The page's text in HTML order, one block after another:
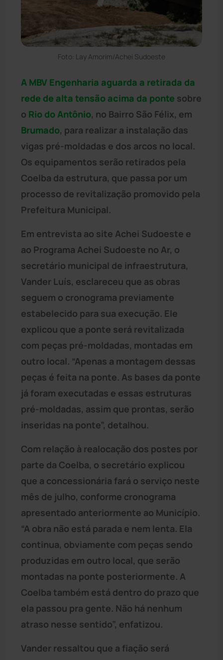
Foto: Lay Amorim/Achei Sudoeste
A MBV Engenharia aguarda a retirada da
rede de alta tensão acima da ponte sobre
o Rio do Antônio, no Bairro São Félix, em
Brumado, para realizar a instalação das
vigas pré-moldadas e dos arcos no local.
Os equipamentos serão retirados pela
Coelba da estrutura, que passa por um
processo de revitalização promovido pela
Prefeitura Municipal.
Em entrevista ao site Achei Sudoeste e
ao Programa Achei Sudoeste no Ar, o
secretário municipal de infraestrutura,
Vander Luís, esclareceu que as obras
seguem o cronograma previamente
estabelecido para sua execução. Ele
explicou que a ponte será revitalizada
com peças pré-moldadas, montadas em
outro local. “Apenas a montagem dessas
peças é feita na ponte. As bases da ponte
já foram executadas e essas estruturas
pré-moldadas, assim que prontas, serão
inseridas na ponte”, detalhou.
Com relação à realocação dos postes por
parte da Coelba, o secretário explicou
que a concessionária fará o serviço neste
mês de julho, conforme cronograma
apresentado anteriormente ao Município.
“A obra não está parada e nem lenta. Ela
continua, obviamente com peças sendo
produzidas em outro local, que serão
montadas na ponte posteriormente. A
Coelba também está dentro do prazo que
ela passou pra gente. Não há nenhum
atraso nesse sentido”, enfatizou.
Vander ressaltou que a fiação será